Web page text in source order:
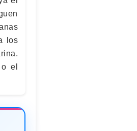
los
el